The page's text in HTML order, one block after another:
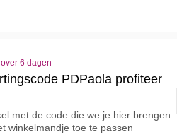
6 dagen
PDPaola profiteer
met de code die we je hier brengen
winkelmandje toe te passen